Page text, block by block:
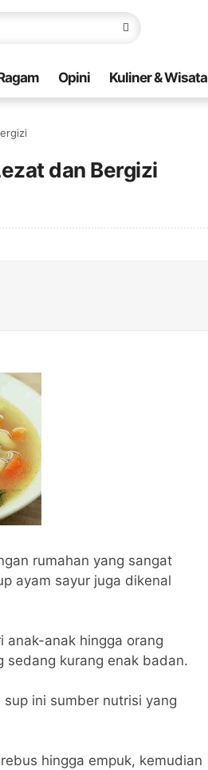
Opini Kuliner & Wisata
dan Bergizi
rumahan yang sangat
ayam sayur juga dikenal
anak-anak hingga orang
sedang kurang enak badan.
ini sumber nutrisi yang
hingga empuk, kemudian